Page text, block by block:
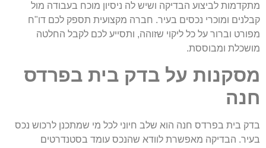
מתקדמות לביצוע הבדיקה ושיש לה ניסיון מוכח בעבודה מול
קבלנים ומוכרי נכסים בעיר. חברה מקצועית תספק לכם דו"ח
מפורט וברור על כל ליקוי שזוהה, ותסייע לכם לקבל החלטה
מושכלת ומבוססת.
מסקנות על בדק בית בפרדס
חנה
בדק בית בפרדס חנה הוא שלב חיוני לכל מי שמתכנן לרכוש נכס
בעיר. הבדיקה מאפשרת לוודא שהנכס עומד בסטנדרטים